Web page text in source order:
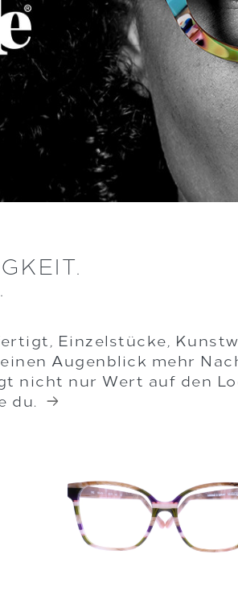
.
Einzelstücke,
Augenblick mehr
nicht nur Wert auf den
du.